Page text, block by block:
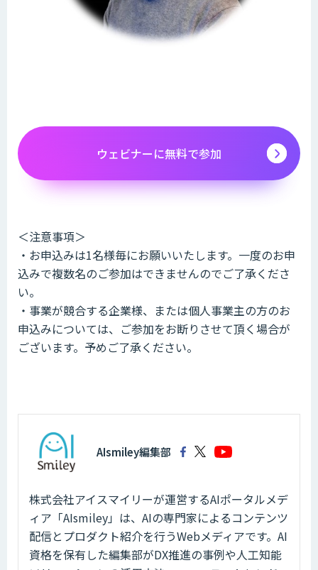
ウェビナーに無料で参加
＜注意事項＞
・お申込みは1名様毎にお願いいたします。一度のお申
込みで複数名のご参加はできませんのでご了承くださ
い。
・事業が競合する企業様、または個人事業主の方のお
申込みについては、ご参加をお断りさせて頂く場合が
ございます。予めご了承ください。
AIsmiley編集部
株式会社アイスマイリーが運営するAIポータルメデ
ィア「AIsmiley」は、AIの専門家によるコンテンツ
配信とプロダクト紹介を行うWebメディアです。AI
資格を保有した編集部がDX推進の事例や人工知能